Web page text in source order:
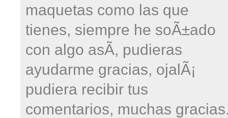
maquetas como las que
tienes, siempre he soÃ±ado
con algo asÃ­, pudieras
ayudarme gracias, ojalÃ¡
pudiera recibir tus
comentarios, muchas